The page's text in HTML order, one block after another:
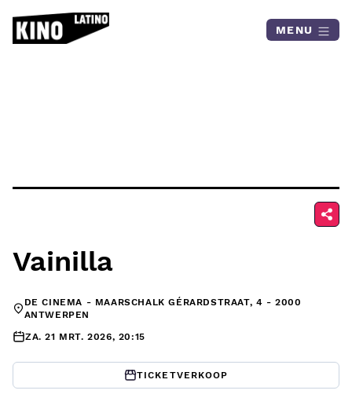
MENU
Vainilla
DE CINEMA - MAARSCHALK GÉRARDSTRAAT, 4 - 2000
ANTWERPEN
ZA. 21 MRT. 2026, 20:15
TICKETVERKOOP